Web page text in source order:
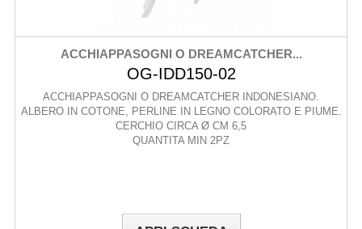
ACCHIAPPASOGNI O DREAMCATCHER...
OG-IDD150-02
ACCHIAPPASOGNI O DREAMCATCHER INDONESIANO.
ALBERO IN COTONE, PERLINE IN LEGNO COLORATO E PIUME.
CERCHIO CIRCA Ø CM 6,5
QUANTITA MIN 2PZ